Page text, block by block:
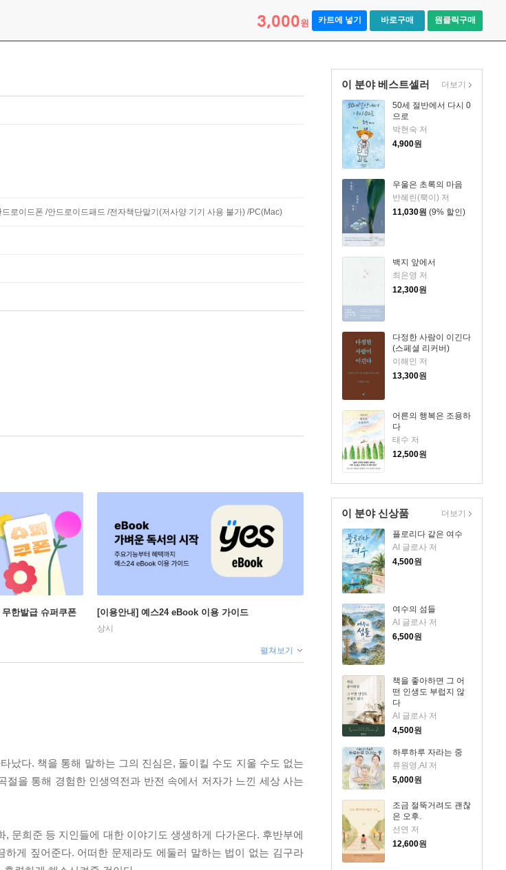
3,000원 카트에 넣기 바로구매 원클릭구매
이 분야 베스트셀러
50세 절반에서 다시 0
으로
박현숙 저
4,900원
우울은 초록의 마음
반혜린(뿍이) 저
11,030원 (9% 할인)
백지 앞에서
최은영 저
12,300원
다정한 사람이 이긴다
(스페셜 리커버)
이해인 저
13,300원
어른의 행복은 조용하
다
태수 저
12,500원
더보기
이 분야 신상품
플로리다 같은 여수
AI 글로사 저
4,500원
여수의 섬들
AI 글로사 저
6,500원
책을 좋아하면 그 어
떤 인생도 부럽지 않
다
AI 글로사 저
4,500원
하루하루 자라는 중
류원영,AI 저
5,000원
조금 절뚝거려도 괜찮
은 오후.
선연 저
12,600원
더보기
로이드폰 /안드로이드패드 /전자책단말기(저사양 기기 사용 불가) /PC(Mac)
한발급 슈퍼쿠폰 [이용안내] 예스24 eBook 이용 가이드
상시
펼쳐보기
났다. 책을 통해 말하는 그의 진심은, 돌이킬 수도 지울 수도 없는
을 통해 경험한 인생역전과 반전 속에서 저자가 느낀 세상 사는
문희준 등 지인들에 대한 이야기도 생생하게 다가온다. 후반부에
게 짚어준다. 어떠한 문제라도 에둘러 말하는 법이 없는 김구라